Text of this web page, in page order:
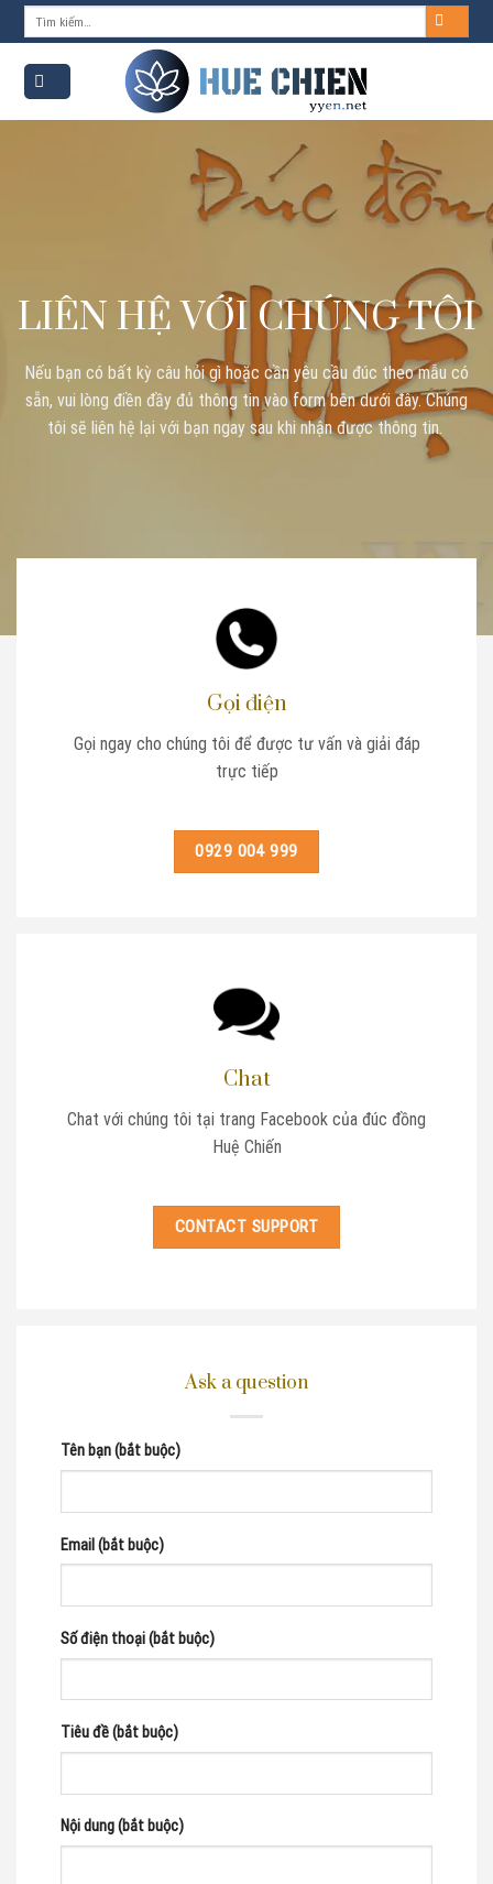
Skip
to
content
Tìm
kiếm:
LIÊN HỆ VỚI CHÚNG TÔI
Nếu bạn có bất kỳ câu hỏi gì hoặc cần yêu cầu đúc theo mẫu có
sẵn, vui lòng điền đầy đủ thông tin vào form bên dưới đây. Chúng
tôi sẽ liên hệ lại với bạn ngay sau khi nhận được thông tin.
Gọi điện
Gọi ngay cho chúng tôi để được tư vấn và giải đáp
trực tiếp
0929 004 999
Chat
Chat với chúng tôi tại trang Facebook của đúc đồng
Huệ Chiến
CONTACT SUPPORT
Ask a question
Tên bạn (bắt buộc)
Email (bắt buộc)
Số điện thoại (bắt buộc)
Tiêu đề (bắt buộc)
Nội dung (bắt buộc)